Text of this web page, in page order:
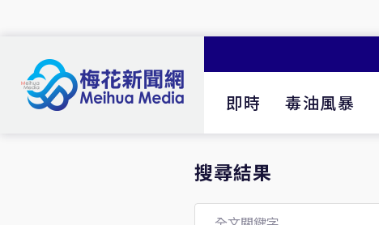
即時 毒油風暴
搜尋結果